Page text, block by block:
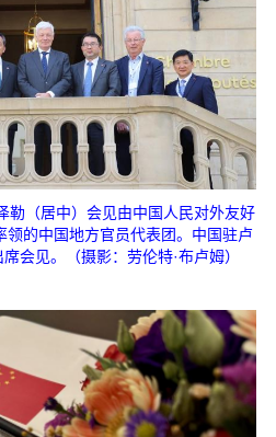
勒（居中）会见由中国人民对外友好
领的中国地方官员代表团。中国驻卢
会见。（摄影：劳伦特·布卢姆）